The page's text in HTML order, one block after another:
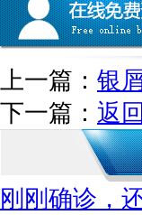
上一篇： 银
下一篇： 返
刚刚确诊，